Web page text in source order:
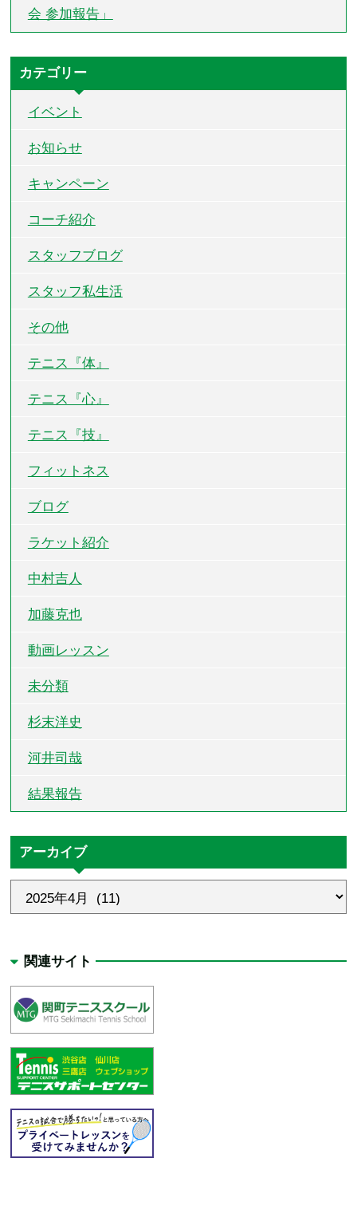
会 参加報告」
カテゴリー
イベント
お知らせ
キャンペーン
コーチ紹介
スタッフブログ
スタッフ私生活
その他
テニス『体』
テニス『心』
テニス『技』
フィットネス
ブログ
ラケット紹介
中村吉人
加藤克也
動画レッスン
未分類
杉末洋史
河井司哉
結果報告
アーカイブ
関連サイト